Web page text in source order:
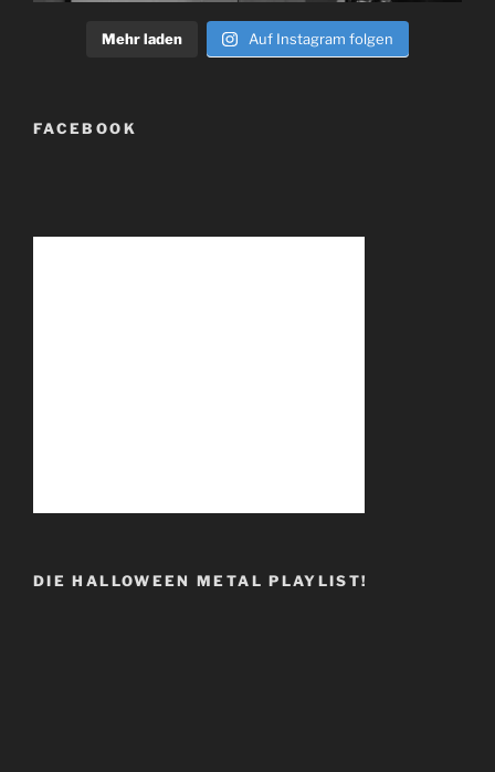
Mehr laden Auf Instagram folgen
FACEBOOK
DIE HALLOWEEN METAL PLAYLIST!